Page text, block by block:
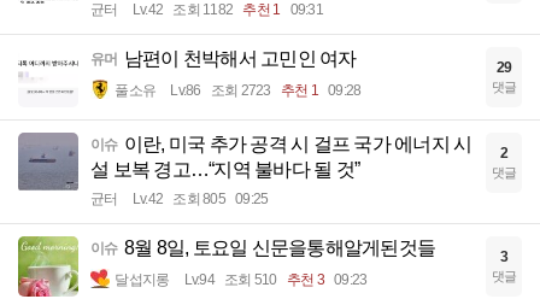
균터 Lv.42 조회 1182 추천 1 09:31
유머 남편이 천박해서 고민인 여자
풀소유 Lv.86 조회 2723 추천 1 09:28
29
댓글
이슈 이란, 미국 추가 공격 시 걸프 국가 에너지 시
설 보복 경고…“지역 불바다 될 것”
균터 Lv.42 조회 805 09:25
2
댓글
이슈 8월 8일, 토요일 신문을통해알게된것들
달섭지롱 Lv.94 조회 510 추천 3 09:23
3
댓글